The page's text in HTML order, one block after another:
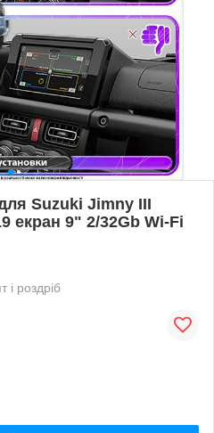
Suzuki Jimny III
екран 9" 2/32Gb Wi-Fi
і роздріб